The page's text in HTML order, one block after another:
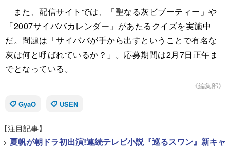
また、配信サイトでは、「聖なる灰ビブーティー」や
「2007サイババカレンダー」があたるクイズを実施中
だ。問題は「サイババが手から出すということで有名な
灰は何と呼ばれているか？」。応募期間は2月7日正午ま
でとなっている。
《編集部》
GyaO
USEN
【注目記事】
> 夏帆が朝ドラ初出演!連続テレビ小説『巡るスワン』新キャ